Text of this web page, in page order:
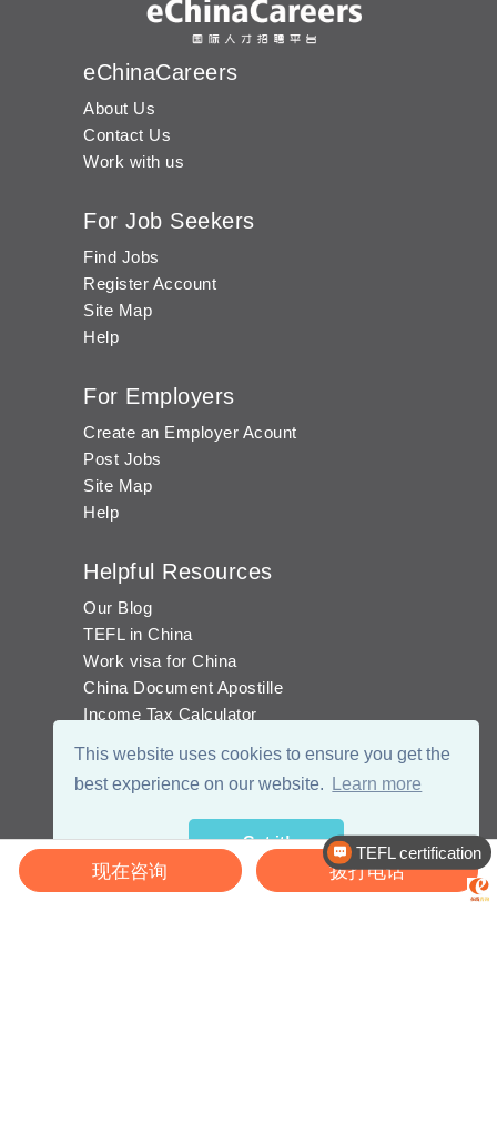
This website uses cookies to ensure you get the
best experience on our website.
Learn more
Got it!
eChinaCareers
About Us
Contact Us
Work with us
For Job Seekers
Find Jobs
Register Account
Site Map
Help
For Employers
Create an Employer Acount
Post Jobs
Site Map
Help
Helpful Resources
Our Blog
TEFL in China
Work visa for China
China Document Apostille
Income Tax Calculator
Recruitment
现在咨询 拨打电话